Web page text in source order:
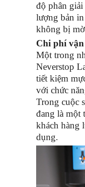
độ phân
lượng bản in
không bị
Chi phí
Một trong
Neverstop
tiết kiệm
với chức
Trong cuộc
đang là một
khách hàng
dụng.